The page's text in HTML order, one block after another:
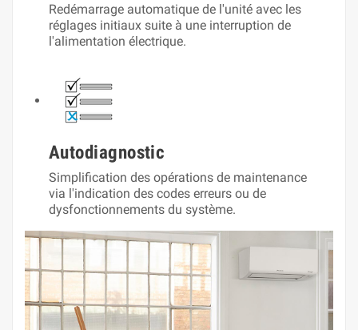
Redémarrage automatique de l'unité avec les
réglages initiaux suite à une interruption de
l'alimentation électrique.
Autodiagnostic
Simplification des opérations de maintenance
via l'indication des codes erreurs ou de
dysfonctionnements du système.